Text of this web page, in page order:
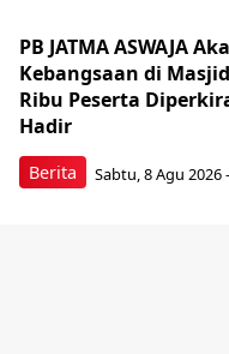
Berita
PB JATMA ASWAJA
Kebangsaan di
Ribu Peserta
Hadir
Sabtu, 8 Agu 2026